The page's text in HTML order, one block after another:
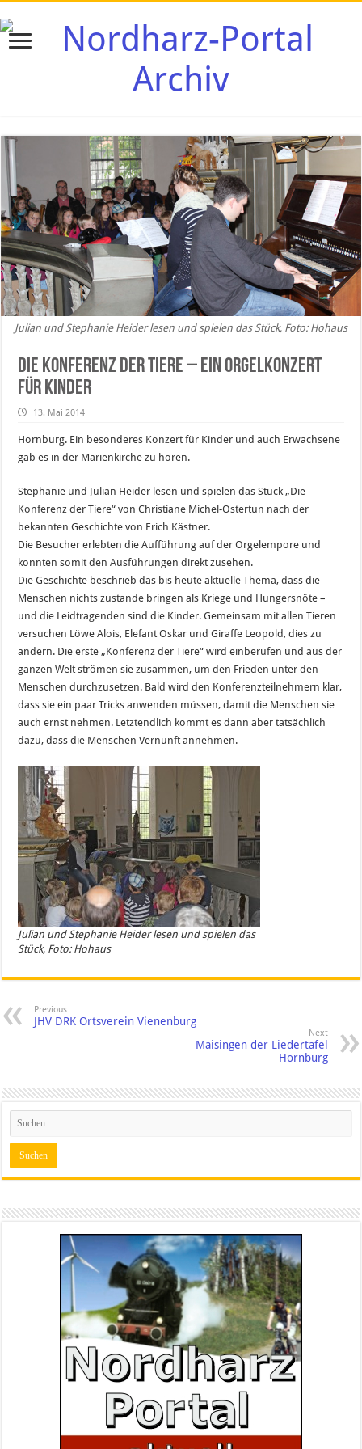
Julian und Stephanie Heider lesen und spielen das Stück, Foto: Hohaus
Die Konferenz der Tiere – Ein Orgelkonzert
für Kinder
13. Mai 2014
Hornburg. Ein besonderes Konzert für Kinder und auch Erwachsene
gab es in der Marienkirche zu hören.
Stephanie und Julian Heider lesen und spielen das Stück „Die
Konferenz der Tiere“ von Christiane Michel-Ostertun nach der
bekannten Geschichte von Erich Kästner.
Die Besucher erlebten die Aufführung auf der Orgelempore und
konnten somit den Ausführungen direkt zusehen.
Die Geschichte beschrieb das bis heute aktuelle Thema, dass die
Menschen nichts zustande bringen als Kriege und Hungersnöte –
und die Leidtragenden sind die Kinder. Gemeinsam mit allen Tieren
versuchen Löwe Alois, Elefant Oskar und Giraffe Leopold, dies zu
ändern. Die erste „Konferenz der Tiere“ wird einberufen und aus der
ganzen Welt strömen sie zusammen, um den Frieden unter den
Menschen durchzusetzen. Bald wird den Konferenzteilnehmern klar,
dass sie ein paar Tricks anwenden müssen, damit die Menschen sie
auch ernst nehmen. Letztendlich kommt es dann aber tatsächlich
dazu, dass die Menschen Vernunft annehmen.
Julian und Stephanie Heider lesen und spielen das
Stück, Foto: Hohaus
Previous
JHV DRK Ortsverein Vienenburg
Next
Maisingen der Liedertafel
Hornburg